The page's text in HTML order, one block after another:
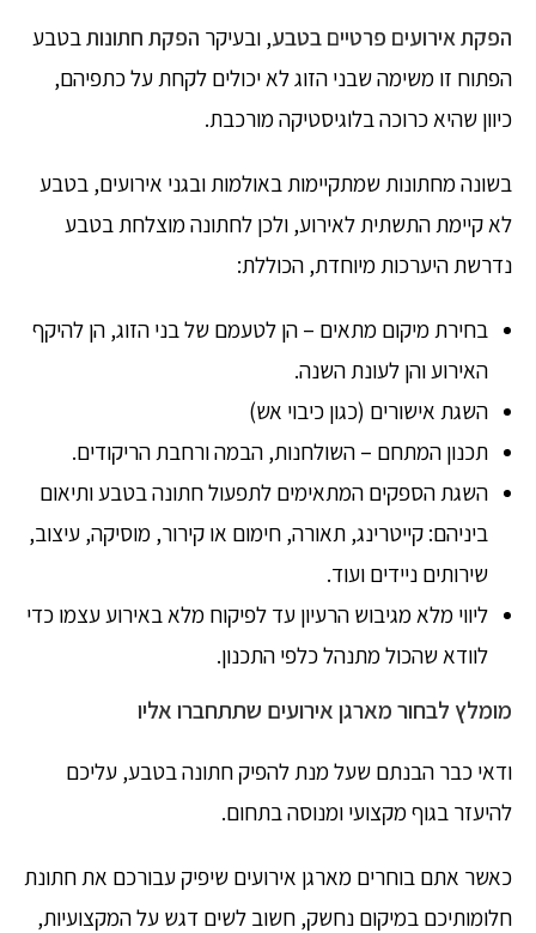
הפקת אירועים פרטיים בטבע, ובעיקר הפקת חתונות בטבע
הפתוח זו משימה שבני הזוג לא יכולים לקחת על כתפיהם,
כיוון שהיא כרוכה בלוגיסטיקה מורכבת.
בשונה מחתונות שמתקיימות באולמות ובגני אירועים, בטבע
לא קיימת התשתית לאירוע, ולכן לחתונה מוצלחת בטבע
נדרשת היערכות מיוחדת, הכוללת:
בחירת מיקום מתאים – הן לטעמם של בני הזוג, הן להיקף
האירוע והן לעונת השנה.
השגת אישורים (כגון כיבוי אש)
תכנון המתחם – השולחנות, הבמה ורחבת הריקודים.
השגת הספקים המתאימים לתפעול חתונה בטבע ותיאום
ביניהם: קייטרינג, תאורה, חימום או קירור, מוסיקה, עיצוב,
שירותים ניידים ועוד.
ליווי מלא מגיבוש הרעיון עד לפיקוח מלא באירוע עצמו כדי
לוודא שהכול מתנהל כלפי התכנון.
מומלץ לבחור מארגן אירועים שתתחברו אליו
ודאי כבר הבנתם שעל מנת להפיק חתונה בטבע, עליכם
להיעזר בגוף מקצועי ומנוסה בתחום.
כאשר אתם בוחרים מארגן אירועים שיפיק עבורכם את חתונת
חלומותיכם במיקום נחשק, חשוב לשים דגש על המקצועיות,